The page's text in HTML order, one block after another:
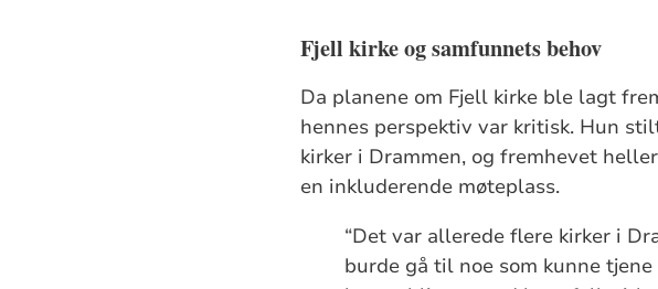
Fjell kirke og samfunnets behov
Da planene om Fjell kirke ble lagt
hennes perspektiv var kritisk. Hun
kirker i Drammen, og fremhevet
en inkluderende møteplass.
“Det var allerede flere kirker i
burde gå til noe som kunne